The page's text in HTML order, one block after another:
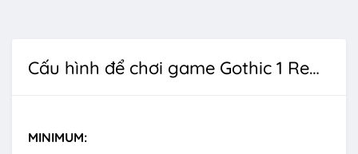
Cấu hình để chơi game Gothic 1 Remake
MINIMUM: